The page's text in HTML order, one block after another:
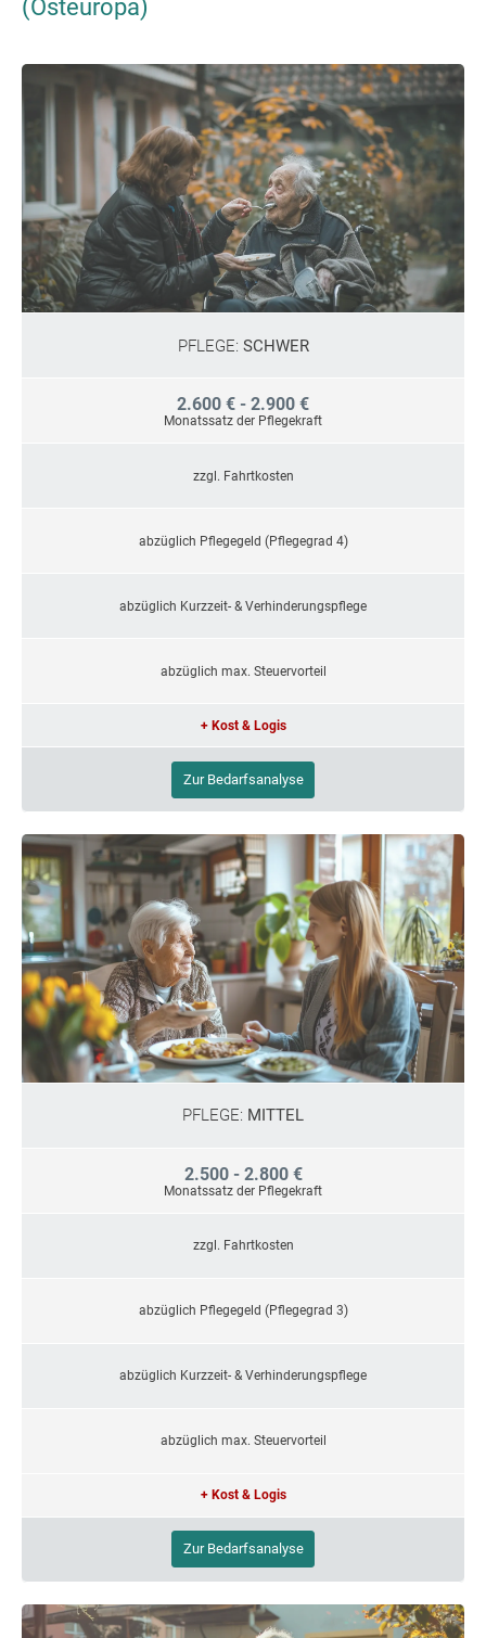
(Osteuropa)
PFLEGE: SCHWER
2.600 € - 2.900 €
Monatssatz der Pflegekraft
zzgl. Fahrtkosten
abzüglich Pflegegeld (Pflegegrad 4)
abzüglich Kurzzeit- & Verhinderungspflege
abzüglich max. Steuervorteil
+ Kost & Logis
Zur Bedarfsanalyse
PFLEGE: MITTEL
2.500 - 2.800 €
Monatssatz der Pflegekraft
zzgl. Fahrtkosten
abzüglich Pflegegeld (Pflegegrad 3)
abzüglich Kurzzeit- & Verhinderungspflege
abzüglich max. Steuervorteil
+ Kost & Logis
Zur Bedarfsanalyse